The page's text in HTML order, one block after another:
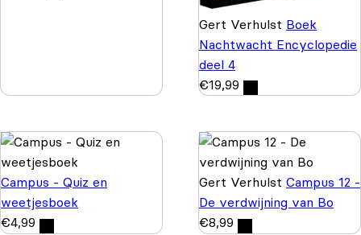
Gert Verhulst Boek
Nachtwacht Encyclopedie
deel 4
€19,99
Campus - Quiz en
weetjesboek
€4,99
Gert Verhulst Campus 12 -
De verdwijning van Bo
€8,99